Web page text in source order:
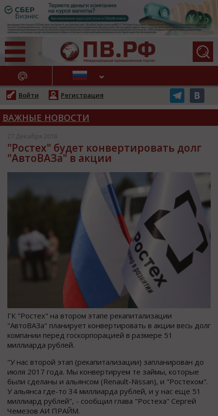
НОВОСТИ
Войти Регистрация
ВАЖНЫЕ НОВОСТИ
27 Декабря 2016
"Ростех" будет конвертировать долг
"АвтоВАЗа" в акции
ГК "Ростех" на втором этапе рекапитализации
"АвтоВАЗа" планирует конвертировать в акции весь долг
компании перед госкорпорацией в размере 51
миллиарда рублей.
"У нас второй этап (рекапитализации) запланирован до
июля 2017 года. Мы конвертируем те займы, которые
были сделаны и альянсом (Renault-Nissan), и "Ростехом".
У альянса где-то 34 миллиарда рублей, и у нас еще 51
миллиард рублей", - сообщил глава "Ростеха" Сергей
Чемезов АИ ПРАЙМ.